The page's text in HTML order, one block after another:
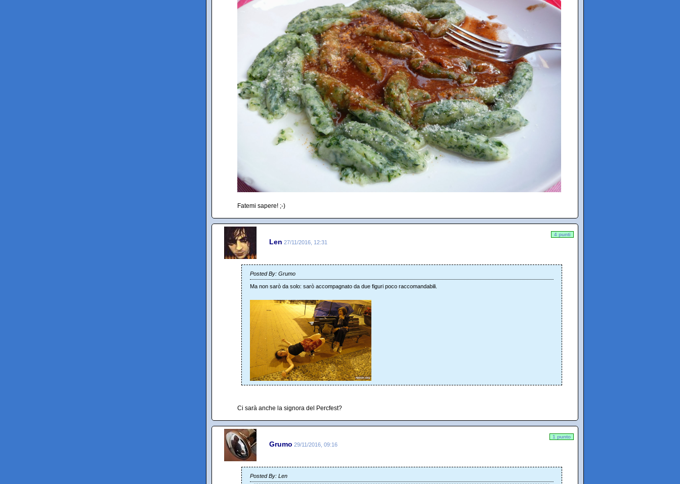
Fatemi sapere! ;-)
Len 27/11/2016, 12:31
4 punti
Posted By: Grumo
Ma non sarò da solo: sarò accompagnato da due figuri poco raccomandabili.
Ci sarà anche la signora del Percfest?
Grumo 29/11/2016, 09:16
1 punto
Posted By: Len